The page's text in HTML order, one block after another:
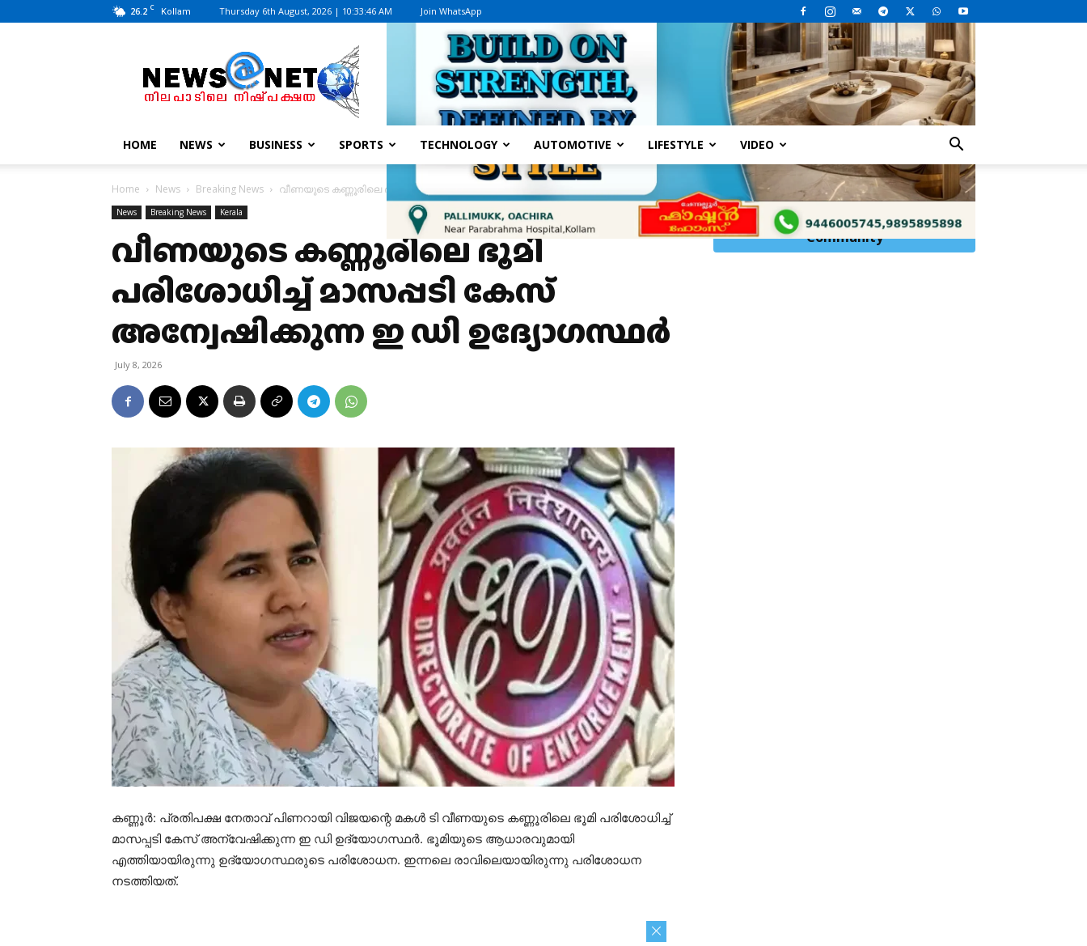
26.2 C Kollam Thursday 6th August, 2026 | 10:33:46 AM Join WhatsApp
News@Net
|
www.newsatnet.com
HOME NEWS BUSINESS SPORTS TECHNOLOGY AUTOMOTIVE LIFESTYLE VIDEO
Home News Breaking News വീണയുടെ കണ്ണൂരിലെ ഭൂമി പരിശോധിച്ച് മാസപ്പടി കേസ് അന്വേഷിക്കുന്ന ഇ ഡി ഉദ്യോഗസ്ഥര്‍
News Breaking News Kerala
വീണയുടെ കണ്ണൂരിലെ ഭൂമി
പരിശോധിച്ച് മാസപ്പടി കേസ്
അന്വേഷിക്കുന്ന ഇ ഡി ഉദ്യോഗസ്ഥര്‍
July 8, 2026
കണ്ണൂര്‍: പ്രതിപക്ഷ നേതാവ് പിണറായി വിജയന്റെ മകള്‍ ടി വീണയുടെ കണ്ണൂരിലെ ഭൂമി പരിശോധിച്ച്
മാസപ്പടി കേസ് അന്വേഷിക്കുന്ന ഇ ഡി ഉദ്യോഗസ്ഥര്‍. ഭൂമിയുടെ ആധാരവുമായി
എത്തിയായിരുന്നു ഉദ്യോഗസ്ഥരുടെ പരിശോധന. ഇന്നലെ രാവിലെയായിരുന്നു പരിശോധന
നടത്തിയത്.
Click Here toJoinWhatsApp
Community